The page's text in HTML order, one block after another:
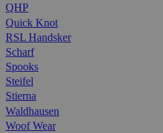
QHP
Quick Knot
RSL Handsker
Scharf
Spooks
Steifel
Stierna
Waldhausen
Woof Wear